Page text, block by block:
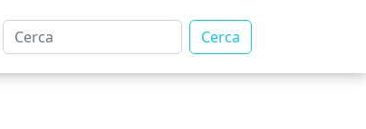
Cerca